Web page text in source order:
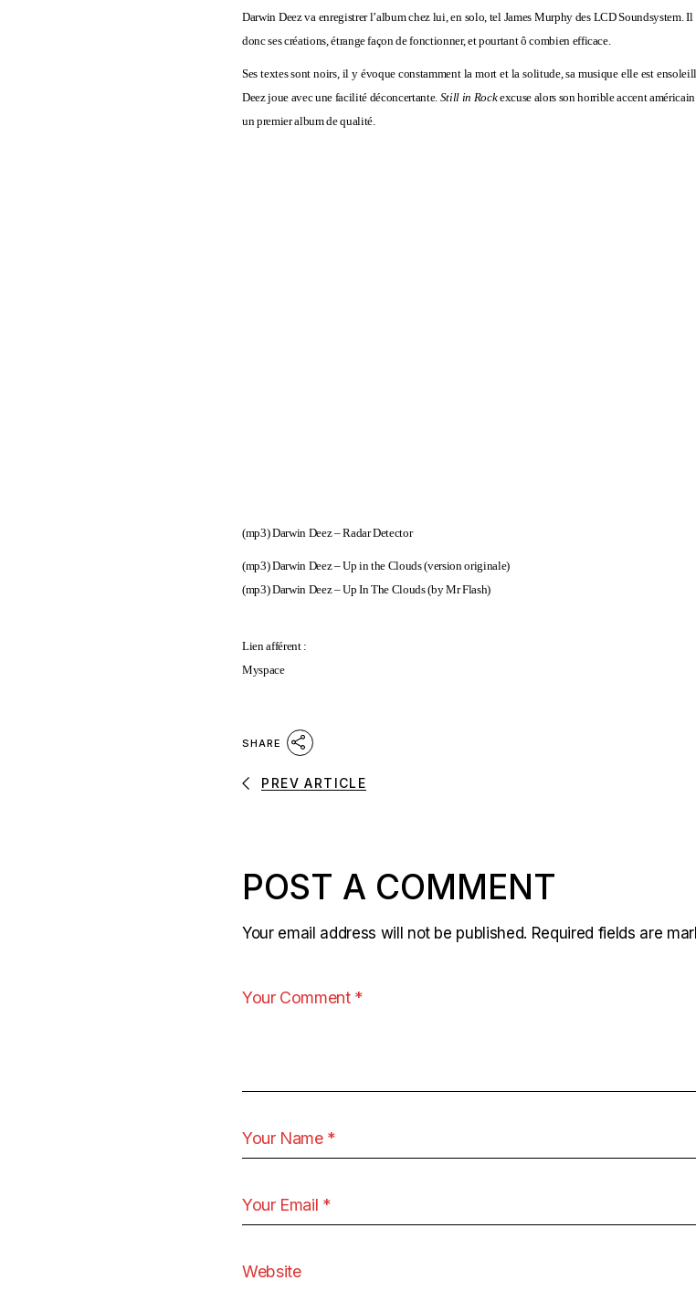
Darwin Deez va enregistrer l’album chez lui, en solo, tel James Murphy des LCD Soundsystem. Il
donc ses créations, étrange façon de fonctionner, et pourtant ô combien efficace.
Ses textes sont noirs, il y évoque constamment la mort et la solitude, sa musique elle est
Deez joue avec une facilité déconcertante. Still in Rockexcuse alors son horrible accent
un premier album de qualité.
(mp3)Darwin Deez – Radar Detector
(mp3)Darwin Deez – Up in the Clouds (version originale)
(mp3)Darwin Deez – Up In The Clouds (by Mr Flash)
Lien afférent :
Myspace
SHARE
PREV ARTICLE
POST A COMMENT
Your email address will not be published. Required fields are